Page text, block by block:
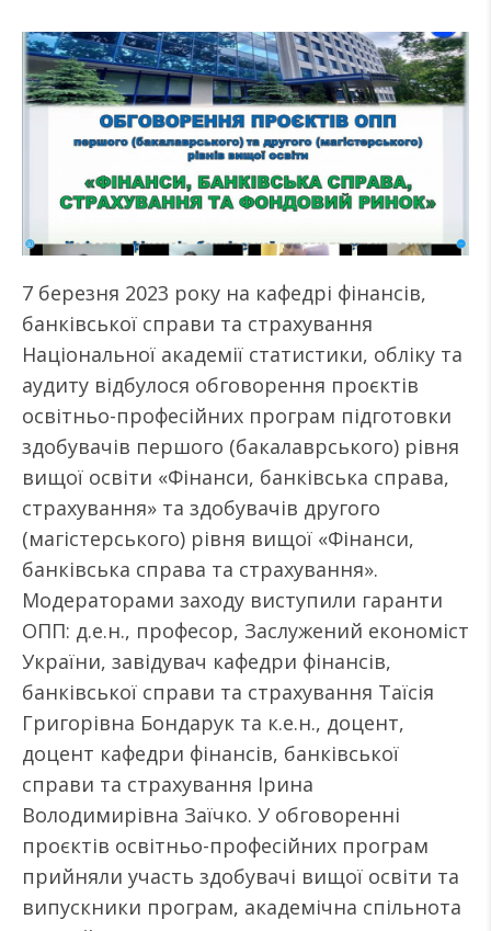
7 березня 2023 року на кафедрі фінансів,
банківської справи та страхування
Національної академії статистики, обліку та
аудиту відбулося обговорення проєктів
освітньо-професійних програм підготовки
здобувачів першого (бакалаврського) рівня
вищої освіти «Фінанси, банківська справа,
страхування» та здобувачів другого
(магістерського) рівня вищої «Фінанси,
банківська справа та страхування».
Модераторами заходу виступили гаранти
ОПП: д.е.н., професор, Заслужений економіст
України, завідувач кафедри фінансів,
банківської справи та страхування Таїсія
Григорівна Бондарук та к.е.н., доцент,
доцент кафедри фінансів, банківської
справи та страхування Ірина
Володимирівна Заїчко. У обговоренні
проєктів освітньо-професійних програм
прийняли участь здобувачі вищої освіти та
випускники програм, академічна спільнота